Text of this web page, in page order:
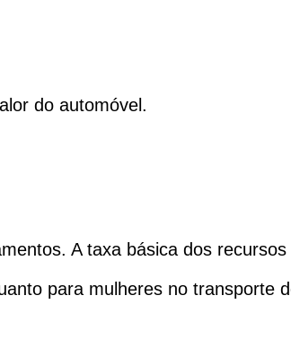
do automóvel.
A taxa básica dos
para mulheres no transporte